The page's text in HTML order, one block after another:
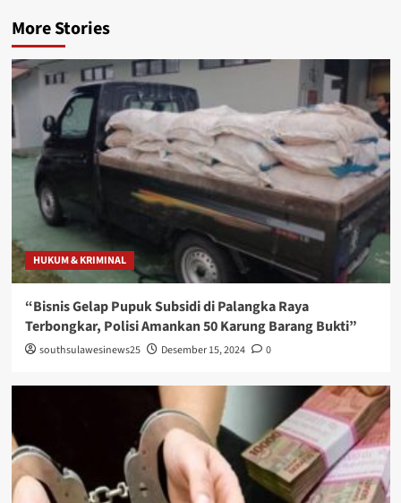
More Stories
HUKUM & KRIMINAL
“Bisnis Gelap Pupuk Subsidi di Palangka Raya
Terbongkar, Polisi Amankan 50 Karung Barang Bukti”
southsulawesinews25 Desember 15, 2024 0